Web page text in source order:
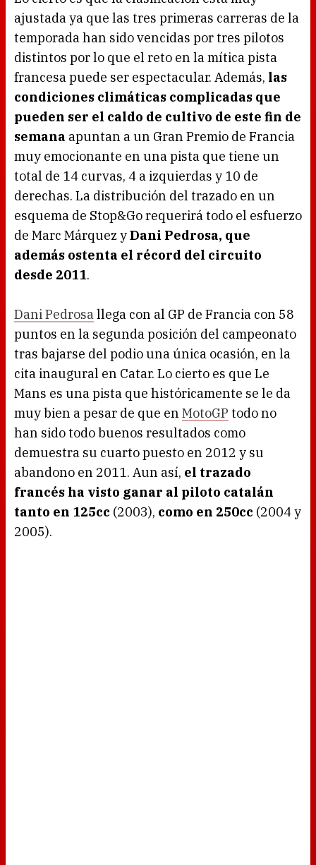
ajustada ya que las tres primeras carreras de la
temporada han sido vencidas por tres pilotos
distintos por lo que el reto en la mítica pista
francesa puede ser espectacular. Además, las
condiciones climáticas complicadas que
pueden ser el caldo de cultivo de este fin de
semana apuntan a un Gran Premio de Francia
muy emocionante en una pista que tiene un
total de 14 curvas, 4 a izquierdas y 10 de
derechas. La distribución del trazado en un
esquema de Stop&Go requerirá todo el esfuerzo
de Marc Márquez yDani Pedrosa, que
además ostenta el récord del circuito
desde 2011.
Dani Pedrosallega con al GP de Francia con 58
puntos en la segunda posición del campeonato
tras bajarse del podio una única ocasión, en la
cita inaugural en Catar. Lo cierto es que Le
Mans es una pista que históricamente se le da
muy bien a pesar de que en MotoGP todo no
han sido todo buenos resultados como
demuestra su cuarto puesto en 2012 y su
abandono en 2011. Aun así, el trazado
francés ha visto ganar al piloto catalán
tanto en 125cc (2003), como en 250cc (2004 y
2005).